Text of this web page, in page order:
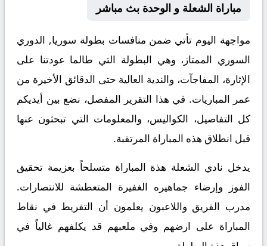
مباراة الشعلة و الوحدة بث مباشر
مواجهة اليوم تأتي ضمن منافسات بطولة سوريا, الدوري
السوري الممتاز، وهي البطولة التي طالما عودتنا على
الإثارة، المفاجآت، والندية العالية حتى الدقائق الأخيرة من
عمر المباريات. في هذا التقرير المفصل، نضع بين أيديكم
كل التفاصيل، الكواليس، والمعلومات التي تبحثون عنها
قبل انطلاق هذه المباراة المرتقبة.
يدخل نادي الشعلة هذة المباراة متسلحاً بعزيمة تحقيق
الفوز وإرضاء جماهيره الغفيرة المتعطشة للانتصارات.
مدرب الفريق واللاعبون يعلمون أن التفريط في نقاط
المباراة على ارضهم وفي ملعبهم قد يكلفهم غالياً في